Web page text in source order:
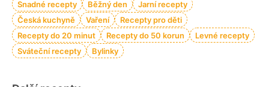
Snadné recepty
Běžný den
Jarní recepty
Česká kuchyně
Vaření
Recepty pro děti
Recepty do 20 minut
Recepty do 50 korun
Levné recepty
Sváteční recepty
Bylinky